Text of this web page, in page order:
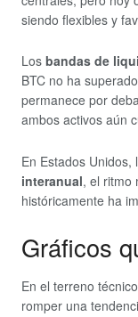
siendo flexibles y
Los bandas de
BTC no ha
permanece por
ambos activos aún
En Estados
interanual, el ritmo
históricamente ha
Gráficos
En el terreno
romper una